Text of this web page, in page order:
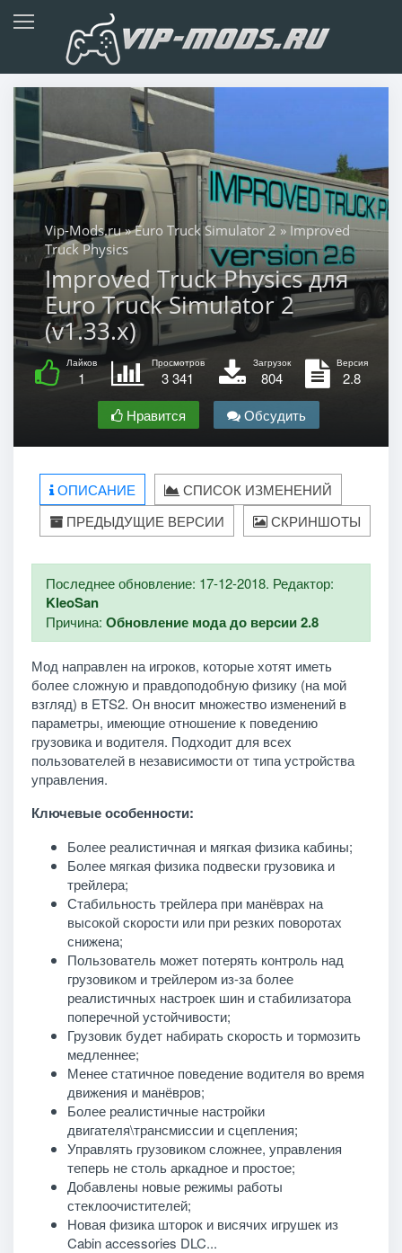
Vip-Mods.ru»Euro Truck Simulator 2 » Improved
Truck Physics
Improved Truck Physics для
Euro Truck Simulator 2
(v1.33.x)
Лайков
1
Просмотров
3 341
Загрузок
804
Версия
2.8
Нравится
Обсудить
ОПИСАНИЕ
СПИСОК ИЗМЕНЕНИЙ
ПРЕДЫДУЩИЕ ВЕРСИИ
СКРИНШОТЫ
Последнее обновление: 17-12-2018. Редактор:
KleoSan
Причина: Обновление мода до версии 2.8
Мод направлен на игроков, которые хотят иметь
более сложную и правдоподобную физику (на мой
взгляд) в ETS2. Он вносит множество изменений в
параметры, имеющие отношение к поведению
грузовика и водителя. Подходит для всех
пользователей в независимости от типа устройства
управления.
Ключевые особенности:
Более реалистичная и мягкая физика кабины;
Более мягкая физика подвески грузовика и
трейлера;
Стабильность трейлера при манёврах на
высокой скорости или при резких поворотах
снижена;
Пользователь может потерять контроль над
грузовиком и трейлером из-за более
реалистичных настроек шин и стабилизатора
поперечной устойчивости;
Грузовик будет набирать скорость и тормозить
медленнее;
Менее статичное поведение водителя во время
движения и манёвров;
Более реалистичные настройки
двигателя\трансмиссии и сцепления;
Управлять грузовиком сложнее, управления
теперь не столь аркадное и простое;
Добавлены новые режимы работы
стеклоочистителей;
Новая физика шторок и висячих игрушек из
Cabin accessories DLC...